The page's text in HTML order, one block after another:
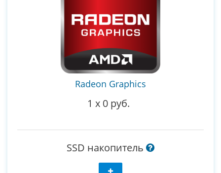
Radeon Graphics
1 x 0 руб.
SSD накопитель